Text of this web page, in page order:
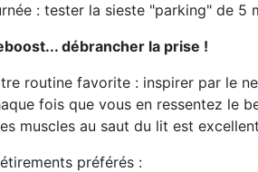
: tester la sieste "parking" de
débrancher la prise !
routine favorite : inspirer par le
fois que vous en ressentez le
muscles au saut du lit est
préférés :